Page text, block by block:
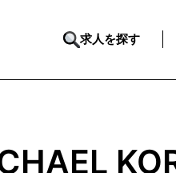
求人を探す